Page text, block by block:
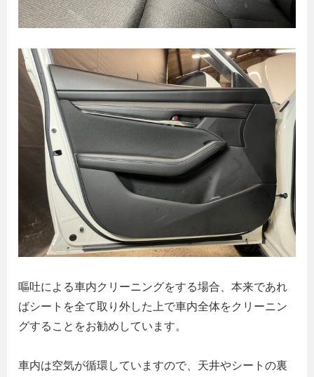
嘔吐による車内クリーニングをする場合、本来であれ
ばシートを全て取り外した上で車内全体をクリーニン
グすることをお勧めしています。
車内は空気が循環していますので、天井やシートの裏